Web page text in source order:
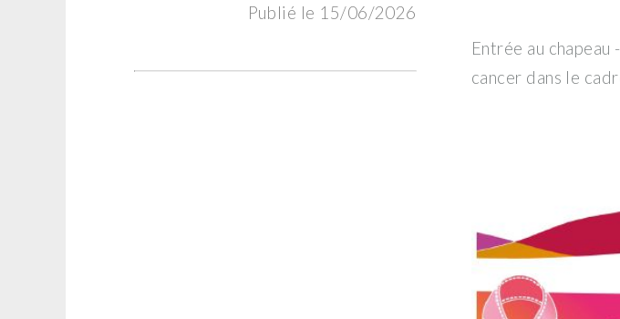
Publié le 15/06/2026
Entrée au
cancer dans le